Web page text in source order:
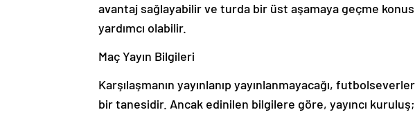
avantaj sağlayabilir ve turda bir üst aşamaya geçme
yardımcı olabilir.
Maç Yayın Bilgileri
Karşılaşmanın yayınlanıp yayınlanmayacağı,
bir tanesidir. Ancak edinilen bilgilere göre, yayıncı